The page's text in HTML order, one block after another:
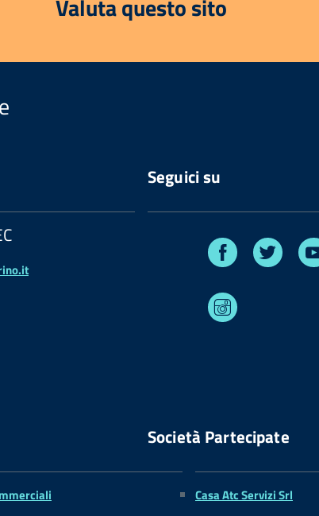
Valuta questo sito
Seguici su
Facebook
Società Partecipate
Casa Atc Servizi Srl